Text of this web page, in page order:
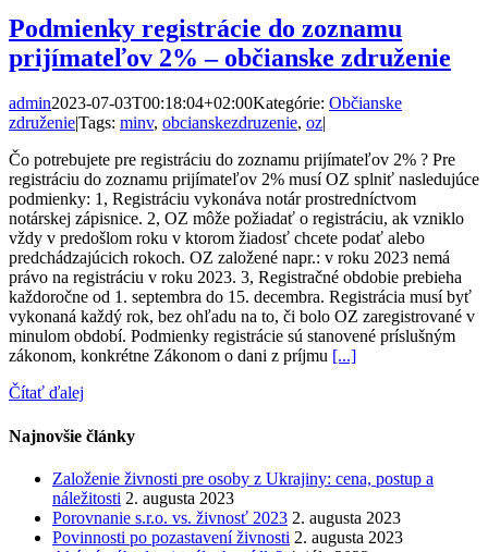
Podmienky registrácie do zoznamu
prijímateľov 2% – občianske združenie
admin2023-07-03T00:18:04+02:00Kategórie: Občianske
združenie|Tags: minv, obcianskezdruzenie, oz|
Čo potrebujete pre registráciu do zoznamu prijímateľov 2% ? Pre
registráciu do zoznamu prijímateľov 2% musí OZ splniť nasledujúce
podmienky: 1, Registráciu vykonáva notár prostredníctvom
notárskej zápisnice. 2, OZ môže požiadať o registráciu, ak vzniklo
vždy v predošlom roku v ktorom žiadosť chcete podať alebo
predchádzajúcich rokoch. OZ založené napr.: v roku 2023 nemá
právo na registráciu v roku 2023. 3, Registračné obdobie prebieha
každoročne od 1. septembra do 15. decembra. Registrácia musí byť
vykonaná každý rok, bez ohľadu na to, či bolo OZ zaregistrované v
minulom období. Podmienky registrácie sú stanovené príslušným
zákonom, konkrétne Zákonom o dani z príjmu [...]
Čítať ďalej
Najnovšie články
Založenie živnosti pre osoby z Ukrajiny: cena, postup a
náležitosti 2. augusta 2023
Porovnanie s.r.o. vs. živnosť 2023 2. augusta 2023
Povinnosti po pozastavení živnosti 2. augusta 2023